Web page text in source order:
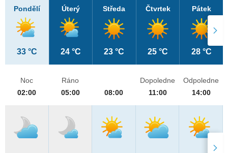
Pondělí
33 °C
Úterý
24 °C
Středa
23 °C
Čtvrtek
25 °C
Pátek
28 °C
Noc
02:00
Ráno
05:00
08:00
Dopoledne
11:00
Odpoledne
14:00